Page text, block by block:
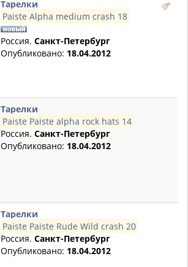
Тарелки
Paiste Alpha medium crash 18
Россия. Санкт-Петербург
Опубликовано: 18.04.2012
Тарелки
Paiste Paiste alpha rock hats 14
Россия. Санкт-Петербург
Опубликовано: 18.04.2012
Тарелки
Paiste Paiste Rude Wild crash 20
Россия. Санкт-Петербург
Опубликовано: 18.04.2012